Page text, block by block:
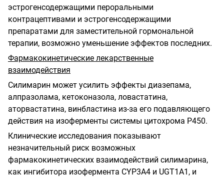
эстрогенсодержащими пероральными
контрацептивами и эстрогенсодержащими
препаратами для заместительной гормональной
терапии, возможно уменьшение эффектов последних.
Фармакокинетические лекарственные
взаимодействия
Силимарин может усилить эффекты диазепама,
алпразолама, кетоконазола, ловастатина,
аторвастатина, винбластина из-за его подавляющего
действия на изоферменты системы цитохрома Р450.
Клинические исследования показывают
незначительный риск возможных
фармакокинетических взаимодействий силимарина,
как ингибитора изофермента CYP3A4 и UGT1A1, и